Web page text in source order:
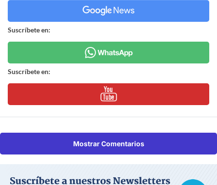
Suscríbete en:
Suscríbete en:
Mostrar Comentarios